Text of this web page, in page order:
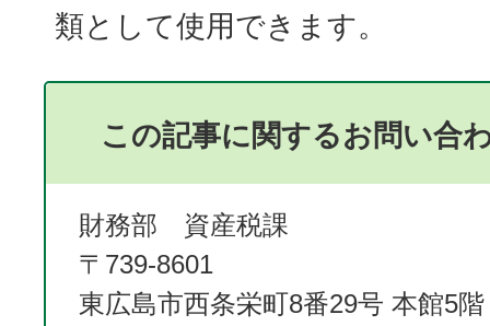
類として使用できます。
この記事に関するお問い合
財務部 資産税課
〒739-8601
東広島市西条栄町8番29号 本館5階